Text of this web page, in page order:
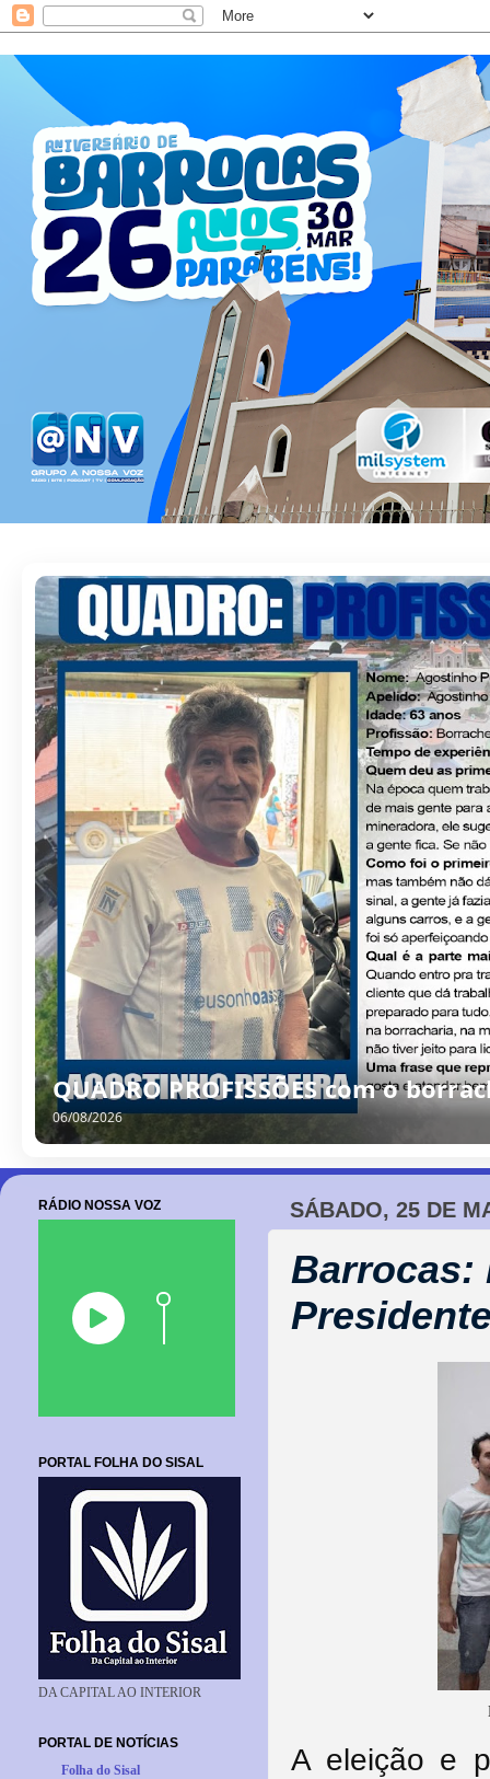
QUADRO PROFISSÕES com o
06/08/2026
SÁBADO, 25 DE
Barrocas:
A eleição e
RÁDIO NOSSA VOZ
PORTAL FOLHA DO SISAL
DA CAPITAL AO INTERIOR
PORTAL DE NOTÍCIAS
Folha do Sisal